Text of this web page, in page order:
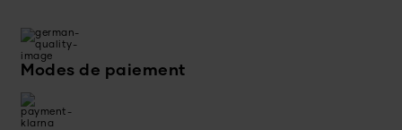
Modes de paiement